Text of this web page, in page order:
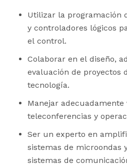
Utilizar la programación
y controladores lógicos
el control.
Colaborar en el diseño,
evaluación de proyectos
tecnología.
Manejar adecuadamente
teleconferencias y
Ser un experto en
sistemas de microondas
sistemas de